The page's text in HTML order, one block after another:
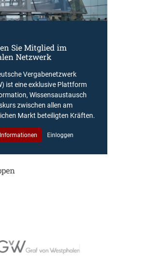
Sie Mitglied im
Netzwerk
Vergabenetzwerk
ist eine exklusive Plattform
Wissensaustausch
zwischen allen am
Markt beteiligten Kräften.
Einloggen